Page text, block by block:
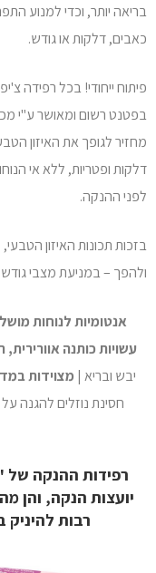
בריאה יותר, וכדי למנוע
כאבים, דלקות או גודש.
בפטנט רשום ומאושר ע"י
מחזיר לגופך את האיזון
דלקות ופטריות, ללא אי
לפני ההנקה.
ולהפך – במניעת מצבי גודש.
אנטומיות לנוחות
עשויות כותנה
יבש ובריא | מצוידות
חסינת נוזלים להגנה
רפידות ההנקה של
יועצות הנקה, והן
רבות להיניק